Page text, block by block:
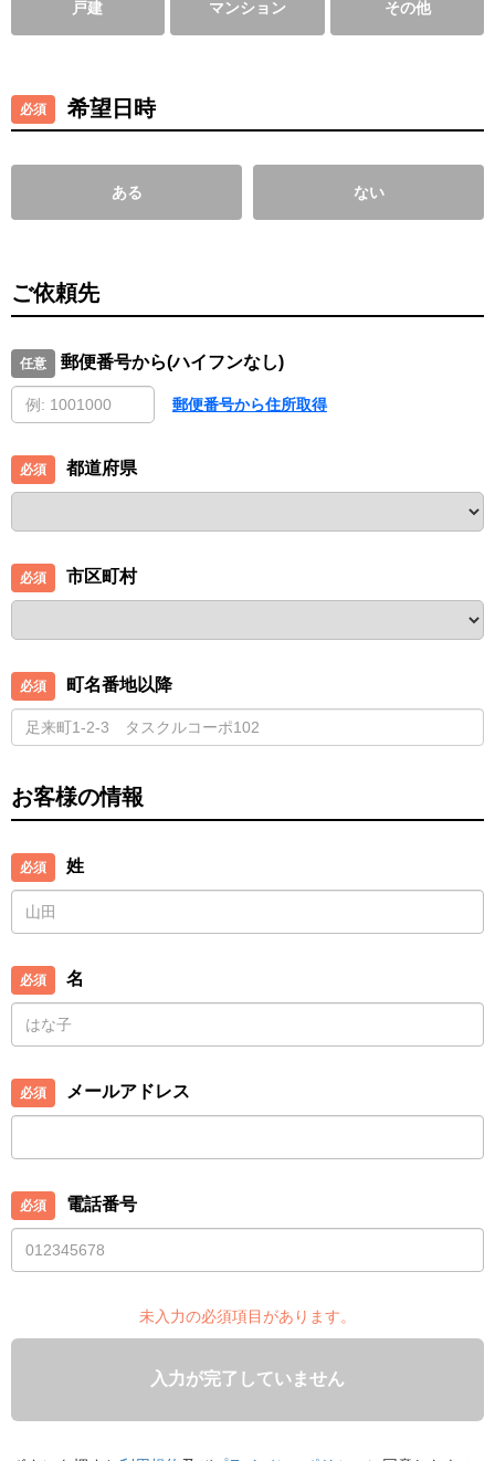
戸建 マンション その他
希望日時
ある ない
ご依頼先
郵便番号から(ハイフンなし)
郵便番号から住所取得
都道府県
市区町村
町名番地以降
お客様の情報
姓
名
メールアドレス
電話番号
未入力の必須項目があります。